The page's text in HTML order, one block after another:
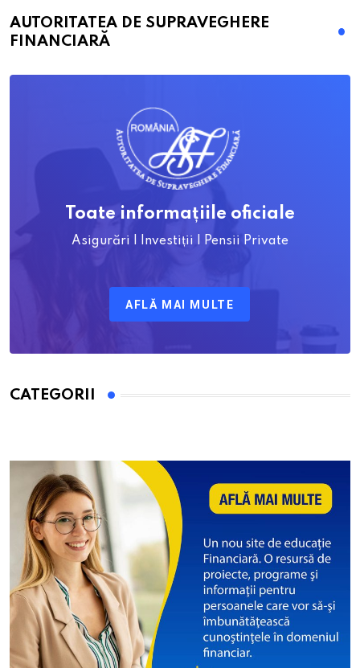
AUTORITATEA DE SUPRAVEGHERE
FINANCIARĂ
Toate informațiile oficiale
Asigurări | Investiții | Pensii Private
AFLĂ MAI MULTE
CATEGORII